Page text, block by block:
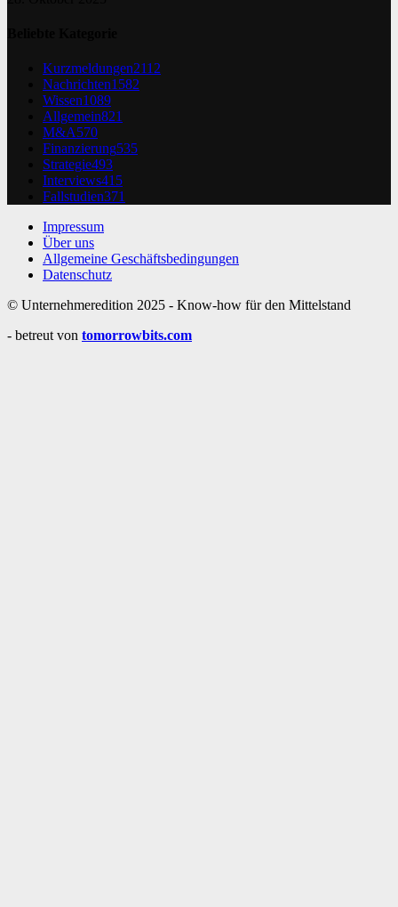
Kurzmeldungen2112
Nachrichten1582
Wissen1089
Allgemein821
M&A570
Finanzierung535
Strategie493
Interviews415
Fallstudien371
Impressum
Über uns
Allgemeine Geschäftsbedingungen
Datenschutz
© Unternehmeredition 2025 - Know-how für den Mittelstand
- betreut von tomorrowbits.com